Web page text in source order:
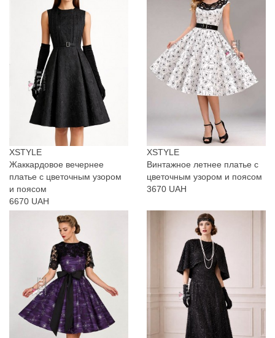
XSTYLE
Жаккардовое вечернее
платье с цветочным узором
и поясом
6670 UAH
XSTYLE
Винтажное летнее платье с
цветочным узором и поясом
3670 UAH